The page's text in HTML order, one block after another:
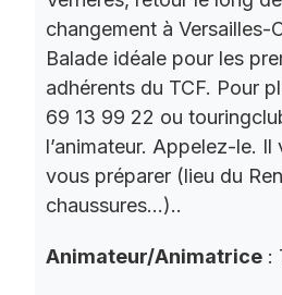
changement à Versailles-
Balade idéale pour les
adhérents du TCF. Pour
69 13 99 22 ou
l’animateur. Appelez-le.
vous préparer (lieu du
chaussures…)..
Animateur/Animatrice :